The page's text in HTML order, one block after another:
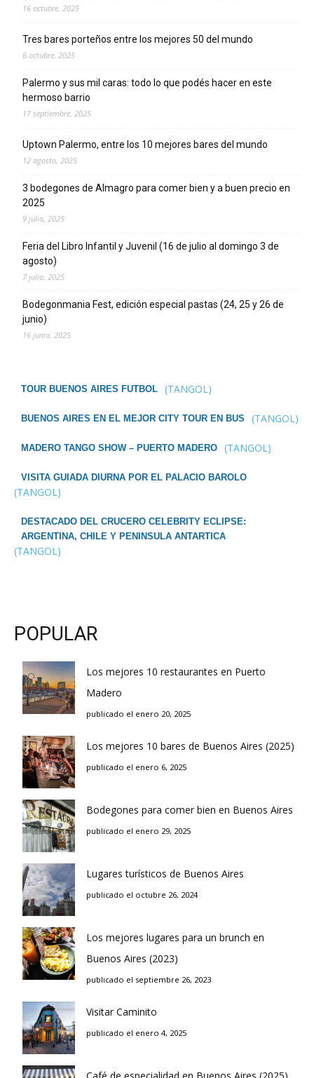
16 octubre, 2025
Tres bares porteños entre los mejores 50 del mundo
6 octubre, 2025
Palermo y sus mil caras: todo lo que podés hacer en este
hermoso barrio
17 septiembre, 2025
Uptown Palermo, entre los 10 mejores bares del mundo
12 agosto, 2025
3 bodegones de Almagro para comer bien y a buen precio en
2025
9 julio, 2025
Feria del Libro Infantil y Juvenil (16 de julio al domingo 3 de
agosto)
7 julio, 2025
Bodegonmania Fest, edición especial pastas (24, 25 y 26 de
junio)
16 junio, 2025
TOUR BUENOS AIRES FUTBOL (TANGOL)
BUENOS AIRES EN EL MEJOR CITY TOUR EN BUS (TANGOL)
MADERO TANGO SHOW – PUERTO MADERO (TANGOL)
VISITA GUIADA DIURNA POR EL PALACIO BAROLO
(TANGOL)
DESTACADO DEL CRUCERO CELEBRITY ECLIPSE:
ARGENTINA, CHILE Y PENINSULA ANTARTICA
(TANGOL)
POPULAR
Los mejores 10 restaurantes en Puerto
Madero
publicado el enero 20, 2025
Los mejores 10 bares de Buenos Aires (2025)
publicado el enero 6, 2025
Bodegones para comer bien en Buenos Aires
publicado el enero 29, 2025
Lugares turísticos de Buenos Aires
publicado el octubre 26, 2024
Los mejores lugares para un brunch en
Buenos Aires (2023)
publicado el septiembre 26, 2023
Visitar Caminito
publicado el enero 4, 2025